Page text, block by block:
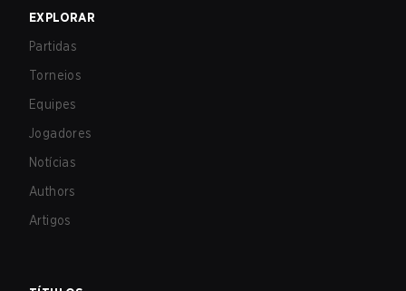
EXPLORAR
Partidas
Torneios
Equipes
Jogadores
Notícias
Authors
Artigos